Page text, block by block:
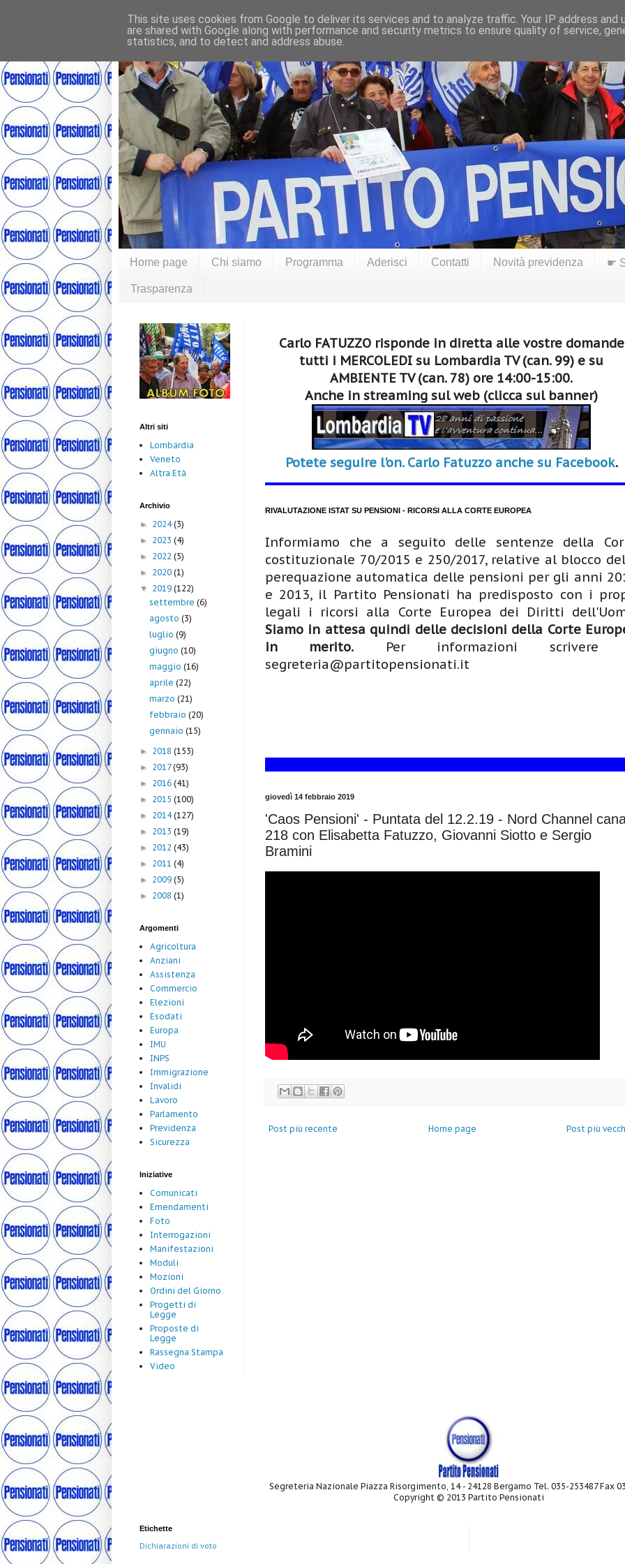
Home page Chi siamo Programma Aderisci Contatti Novità previdenza ☛
Trasparenza
Carlo FATUZZO risponde in diretta alle vostre domande
tutti i MERCOLEDI su Lombardia TV (can. 99) e su
AMBIENTE TV (can. 78) ore 14:00-15:00.
Anche in streaming sul web (clicca sul banner)
Potete seguire l'on. Carlo Fatuzzo anche su Facebook.
RIVALUTAZIONE ISTAT SU PENSIONI - RICORSI ALLA CORTE EUROPEA
Informiamo che a seguito delle sentenze della
costituzionale 70/2015 e 250/2017, relative al blocco
perequazione automatica delle pensioni per gli anni
e 2013, il Partito Pensionati ha predisposto con i
legali i ricorsi alla Corte Europea dei Diritti
Siamo in attesa quindi delle decisioni della Corte
in merito. Per informazioni scrivere
segreteria@partitopensionati.it
giovedì 14 febbraio 2019
'Caos Pensioni' - Puntata del 12.2.19 - Nord Channel
218 con Elisabetta Fatuzzo, Giovanni Siotto e Sergio
Bramini
Post più recente Post più
Home page
Altri siti
Lombardia
Veneto
Altra Età
Archivio
► 2024(3)
► 2023 (4)
► 2022 (5)
► 2020 (1)
▼ 2019 (122)
settembre(6)
agosto(3)
luglio(9)
giugno(10)
maggio(16)
aprile(22)
marzo(21)
febbraio(20)
gennaio(15)
► 2018 (153)
► 2017(93)
► 2016 (41)
► 2015 (100)
► 2014(127)
► 2013 (19)
► 2012 (43)
► 2011 (4)
► 2009 (5)
► 2008 (1)
Argomenti
Agricoltura
Anziani
Assistenza
Commercio
Elezioni
Esodati
Europa
IMU
INPS
Immigrazione
Invalidi
Lavoro
Parlamento
Previdenza
Sicurezza
Iniziative
Comunicati
Emendamenti
Foto
Interrogazioni
Manifestazioni
Moduli
Mozioni
Ordini del Giorno
Progetti di
Legge
Proposte di
Legge
Rassegna Stampa
Video
Segreteria Nazionale Piazza Risorgimento, 14 - 24128 Bergamo Tel. 035-253487 Fax
Copyright © 2013 Partito Pensionati
Etichette
Dichiarazioni di voto
This site uses cookies from Google to deliver its services and to analyze traffic. Your IP address and
are shared with Google along with performance and security metrics to ensure quality of service,
statistics, and to detect and address abuse.